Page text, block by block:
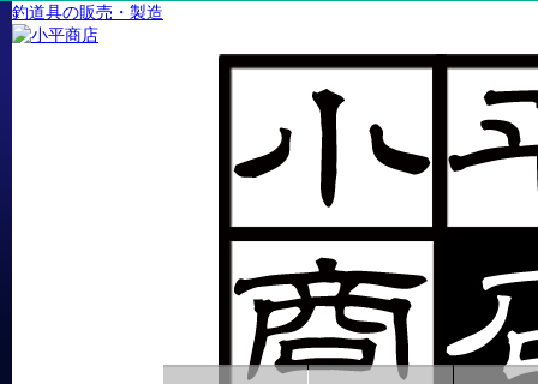
釣道具の販売・製造